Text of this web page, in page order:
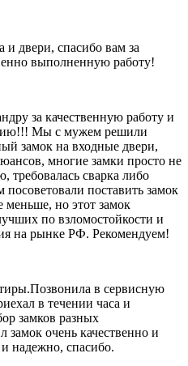
и двери, спасибо вам за
выполненную работу!
за качественную работу и
Мы с мужем решили
замок на входные двери,
многие замки просто не
требовалась сварка либо
посоветовали поставить замок
меньше, но этот замок
по взломостойкости и
на рынке РФ. Рекомендуем!
в сервисную
в течении часа и
замков разных
замок очень качественно и
надежно, спасибо.